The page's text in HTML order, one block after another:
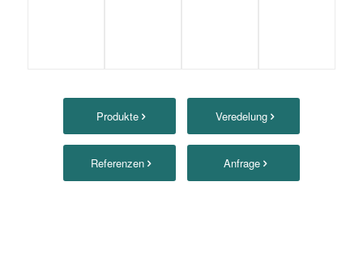
Unsere Produkte